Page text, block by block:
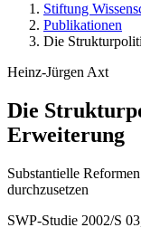
Stiftung
Publikationen
Die
Heinz-Jürgen Axt
Die
Erweiterung
Substantielle
durchzusetzen
SWP-Studie 2002/S